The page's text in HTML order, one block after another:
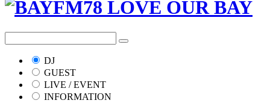
DJ
GUEST
LIVE / EVENT
INFORMATION